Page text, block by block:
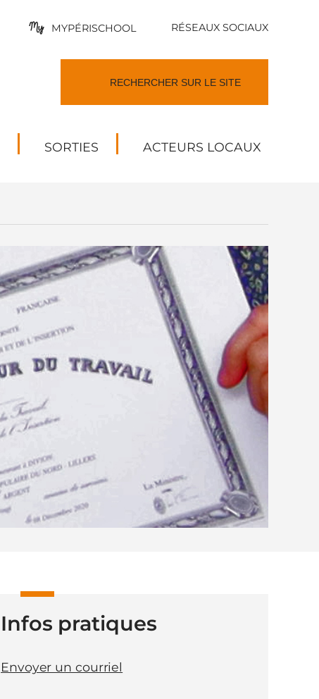
MYPÉRISCHOOL RÉSEAUX SOCIAUX
SORTIES ACTEURS LOCAUX
Infos pratiques
Envoyer un courriel